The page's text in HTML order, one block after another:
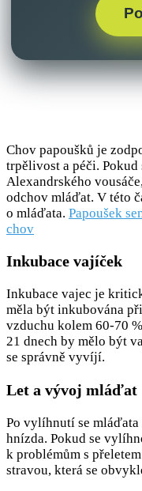
Chov papoušků je
trpělivost a péči. Pokud
Alexandrského
odchov mláďat. V této
o mláďata. Papoušek
chov
Inkubace vajíček
Inkubace vajec je
měla být inkubována
vzduchu kolem 60-70
21 dnech by mělo být
se správně vyvíjí.
Let a vývoj mláďat
Po vylíhnutí se mláďata
hnízda. Pokud se
k problémům s
stravou, která se